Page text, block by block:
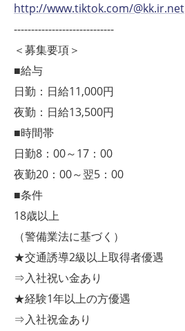
http://www.tiktok.com/@kk.ir.net
-----------------------------
＜募集要項＞
■給与
日勤：日給11,000円
夜勤：日給13,500円
■時間帯
日勤8：00～17：00
夜勤20：00～翌5：00
■条件
18歳以上
（警備業法に基づく）
★交通誘導2級以上取得者優遇
⇒入社祝い金あり
★経験1年以上の方優遇
⇒入社祝金あり